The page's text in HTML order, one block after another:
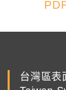
台灣區表